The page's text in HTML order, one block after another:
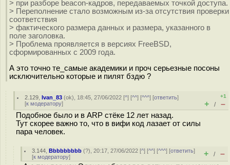
> при разборе beacon-кадров, передаваемых точкой доступа.
> Переполнение стало возможным из-за отсутствия проверки
соответствия
> фактического размера данных и размера, указанного в
поле заголовка.
> Проблема проявляется в версиях FreeBSD,
сформированных с 2009 года.
А это точно те_самые академики и проч серьезные посоны
исключительно которые и пилят бздю ?
2.129 ,Ivan_83 (ok), 18:45, 27/06/2022 [^] [^^] [^^^] [ответить]
[к модератору]
+1
+ / –
Подобное было и в ARP стёке 12 лет назад.
Тут скорее важно то, что в вифи код лазает от силы
пара человек.
3.144 ,Bbbbbbbbb (?), 20:17, 27/06/2022 [^] [^^] [^^^] [ответить]
[к модератору] + / –